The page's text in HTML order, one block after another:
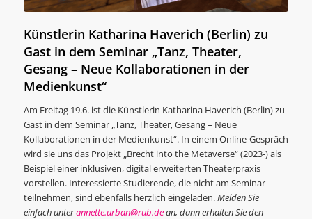
Künstlerin Katharina Haverich (Berlin) zu
Gast in dem Seminar „Tanz, Theater,
Gesang – Neue Kollaborationen in der
Medienkunst“
Am Freitag 19.6. ist die Künstlerin Katharina Haverich (Berlin) zu
Gast in dem Seminar „Tanz, Theater, Gesang – Neue
Kollaborationen in der Medienkunst“. In einem Online-Gespräch
wird sie uns das Projekt „Brecht into the Metaverse“ (2023-) als
Beispiel einer inklusiven, digital erweiterten Theaterpraxis
vorstellen. Interessierte Studierende, die nicht am Seminar
teilnehmen, sind ebenfalls herzlich eingeladen.Melden Sie
einfach unterannette.urban@rub.dean, dann erhalten Sie den